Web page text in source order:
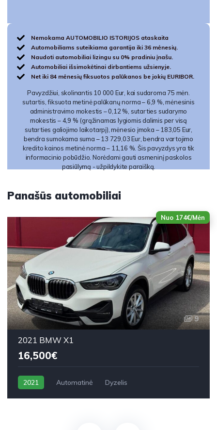
Nemokama AUTOMOBILIO ISTORIJOS ataskaita
Automobiliams suteikiama garantija iki 36 mėnesių.
Naudoti automobiliai lizingu su 0% pradiniu įnašu.
Automobiliai išsimokėtinai dirbantiems užsienyje.
Net iki 84 mėnesių fiksuotos palūkanos be jokių EURIBOR.
Pavyzdžiui, skolinantis 10 000 Eur, kai sudaroma 75 mėn.
sutartis, fiksuota metinė palūkanų norma – 6,9 %, mėnesinis
administravimo mokestis – 0,12 %, sutarties sudarymo
mokestis – 4,9 % (grąžinamas lygiomis dalimis per visą
sutarties galiojimo laikotarpį), mėnesio įmoka – 183,05 Eur,
bendra sumokama suma – 13 729,03 Eur, bendra vartojimo
kredito kainos metinė norma – 11,16 %. Šis pavyzdys yra tik
informacinio pobūdžio. Norėdami gauti asmeninį paskolos
pasiūlymą - užpildykite paraišką.
Panašūs automobiliai
Nuo 174€/Mėn
9
2021 BMW X1
16,500€
2021 Automatinė Dyzelis